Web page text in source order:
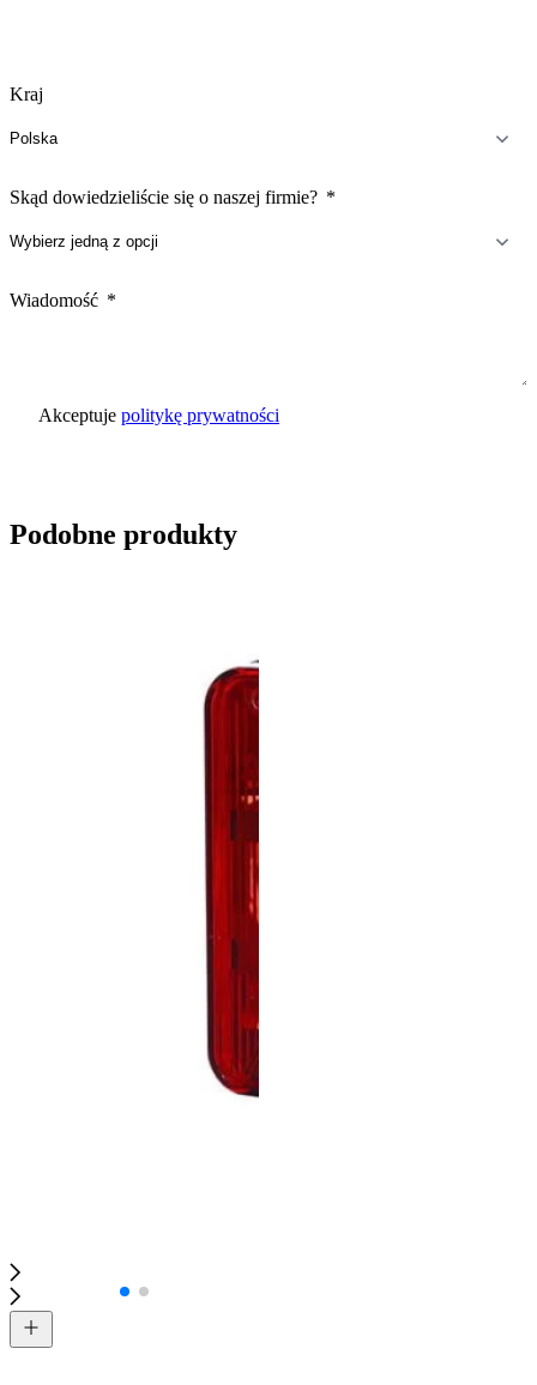
Kraj
Skąd dowiedzieliście się o naszej firmie?
Wiadomość
Akceptuje politykę prywatności
Podobne produkty